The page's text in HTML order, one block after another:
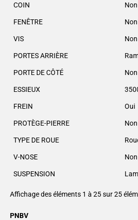
COIN Non
FENÊTRE Non
VIS Non
PORTES ARRIÈRE
PORTE DE CÔTÉ Non
ESSIEUX
FREIN Oui
PROTÈGE-PIERRE Non
TYPE DE ROUE
V-NOSE Non
SUSPENSION
Affichage des éléments 1 à 25 sur 25
PNBV